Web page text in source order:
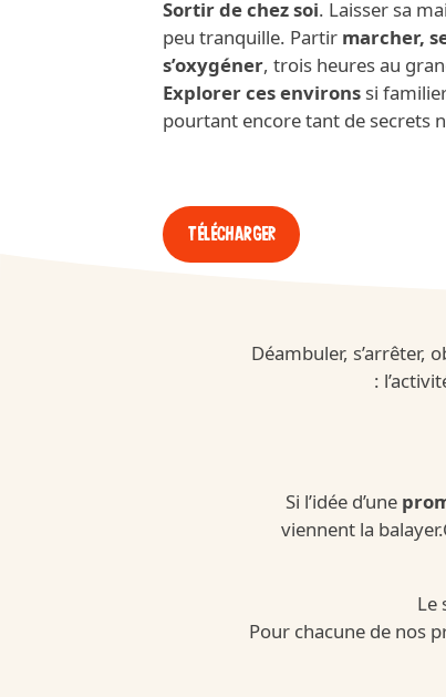
Kinder
APPLAYDU
Sortir de chez soi. Laisser sa
peu tranquille. Partir marcher,
s’oxygéner, trois heures au
Explorer ces environs si
pourtant encore tant de secrets
Télécharger
Déambuler, s’arrêter,
:
Si l’idée d’une
viennent la
Le
Pour chacune de nos